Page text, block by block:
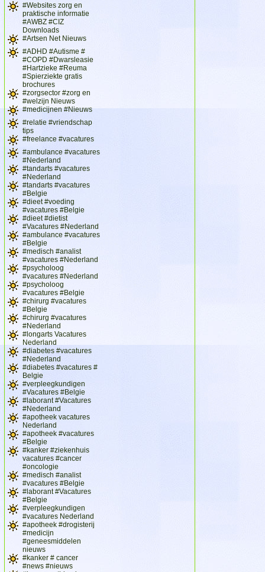
#Websites zorg en
praktische informatie
#AWBZ #CIZ
Downloads
#Artsen Net Nieuws
#ADHD #Autisme #
#COPD #Dwarsleasie
#Hartzieke #Reuma
#Spierziekte gratis
brochures
#zorgsector #zorg en
#welzijn Nieuws
#medicijnen #Nieuws
#relatie #vriendschap
tips
#freelance #vacatures
#ambulance #vacatures
#Nederland
#tandarts #vacatures
#Nederland
#tandarts #vacatures
#Belgie
#dieet #voeding
#vacatures #Belgie
#dieet #dietist
#Vacatures #Nederland
#ambulance #vacatures
#Belgie
#medisch #analist
#vacatures #Nederland
#psycholoog
#vacatures #Nederland
#psycholoog
#vacatures #Belgie
#chirurg #vacatures
#Belgie
#chirurg #vacatures
#Nederland
#longarts Vacatures
Nederland
#diabetes #vacatures
#Nederland
#diabetes #vacatures #
Belgie
#verpleegkundigen
#Vacatures #Belgie
#laborant #Vacatures
#Nederland
#apotheek vacatures
Nederland
#apotheek #vacatures
#Belgie
#kanker #ziekenhuis
vacatures #cancer
#oncologie
#medisch #analist
#vacatures #Belgie
#laborant #Vacatures
#Belgie
#verpleegkundigen
#vacatures Nederland
#apotheek #drogisterij
#medicijn
#geneesmiddelen
nieuws
#kanker # cancer
#news #nieuws